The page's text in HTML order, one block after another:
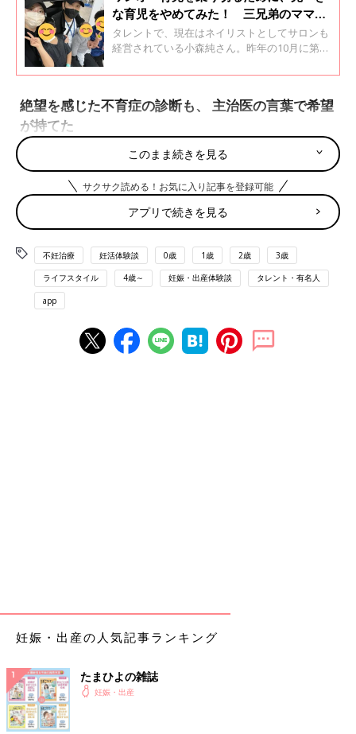
な育児をやめてみた！ 三兄弟のママに
なった、小森純さんインタビュー
タレントで、現在はネイリストとしてサロンも
経営されている小森純さん。昨年の10月に第３
て日々奮闘中。その様子は、自身のYouTubeチ
す。今回は、3人のお子さんの子育てやワンオ
子について聞きました。
絶望を感じた不育症の診断も、 主治医の言葉で希望
が持てた
――昨年の10月に出産された３番目のお子さんを妊娠される前
に、病院に通院されていたそうですね。
小森さん：夫婦で３人目が欲しいねという話になって、最初はク
回続いてしまって……。私の場合、妊娠はしやすいけど、赤ちゃ
んが流れやすい体質だそうです。それで、クリニックで不育症か
もしれないと言われて、大学病院を紹介されました。不育症は、
妊娠はするけれど、2回以上の流産や死産を繰り返すことを言う
大学病院では、血液の検査や遺伝子検査など、不育症の原因を探
いました。流産の話はまわりでもあったし、「悩まなくてもいい
時は、まさか自分が不育症だとは思ってもいなかったですね。
実は、私が通っていたクリニックの先生がたまたま不育症に詳し
い方だったんです。それで、流産を何度か繰り返してしまった時
このまま続きを見る
サクサク読める！お気に入り記事を登録可能
アプリで続きを見る
不妊治療 妊活体験談 0歳 1歳 2歳 3歳
ライフスタイル 4歳～ 妊娠・出産体験談 タレント・有名人
app
妊娠・出産の人気記事ランキング
たまひよの雑誌
妊娠・出産